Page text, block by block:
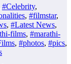
#Celebrity,
, #filmstar,
, #Latest News,
films, #marathi-
, #photos, #pics,